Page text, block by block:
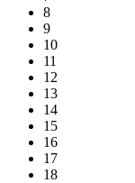
8
9
10
11
12
13
14
15
16
17
18